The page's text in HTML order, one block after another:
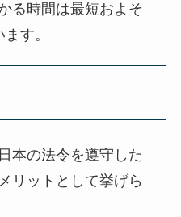
る時間は最短およそ
す。
本の法令を遵守した
リットとして挙げら